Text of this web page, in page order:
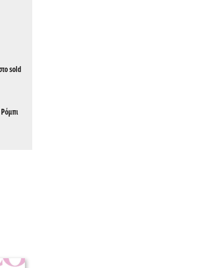
sold